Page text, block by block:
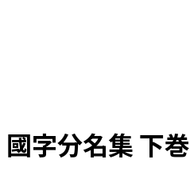
國字分名集 下巻